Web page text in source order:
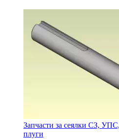
Запчасти за сеялки СЗ,
плуги